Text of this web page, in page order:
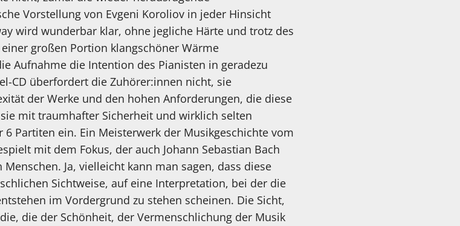
Vorstellung von Evgeni Koroliov in jeder Hinsicht
wird wunderbar klar, ohne jegliche Härte und trotz des
großen Portion klangschöner Wärme
Aufnahme die Intention des Pianisten in geradezu
CD überfordert die Zuhörer:innen nicht, sie
der Werke und den hohen Anforderungen, die diese
mit traumhafter Sicherheit und wirklich selten
Partiten ein. Ein Meisterwerk der Musikgeschichte vom
mit dem Fokus, der auch Johann Sebastian Bach
Ja, vielleicht kann man sagen, dass diese
Sichtweise, auf eine Interpretation, bei der die
im Vordergrund zu stehen scheinen. Die Sicht,
die der Schönheit, der Vermenschlichung der Musik